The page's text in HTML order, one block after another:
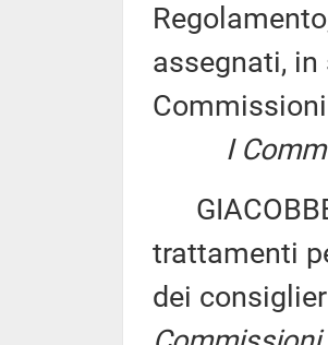
assegnati,
I
trattamenti
dei